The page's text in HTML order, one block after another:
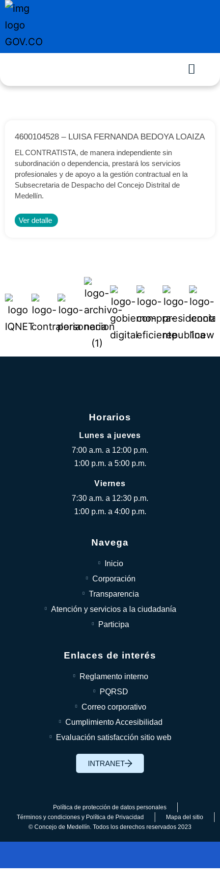
4600104528 – LUISA FERNANDA BEDOYA LOAIZA
EL CONTRATISTA, de manera independiente sin
subordinación o dependencia, prestará los servicios
profesionales y de apoyo a la gestión contractual en la
Subsecretaria de Despacho del Concejo Distrital de
Medellín.
Ver detalle
Horarios
Lunes a jueves
7:00 a.m. a 12:00 p.m.
1:00 p.m. a 5:00 p.m.
Viernes
7:30 a.m. a 12:30 p.m.
1:00 p.m. a 4:00 p.m.
Navega
Inicio
Corporación
Transparencia
Atención y servicios a la ciudadanía
Participa
Enlaces de interés
Reglamento interno
PQRSD
Correo corporativo
Cumplimiento Accesibilidad
Evaluación satisfacción sitio web
INTRANET
Política de protección de datos personales
Términos y condiciones y Política de Privacidad
Mapa del sitio
© Concejo de Medellín. Todos los derechos reservados 2023